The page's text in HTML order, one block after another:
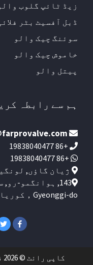
زیڈ ٹائپ گلوب
ڈبل آفسیٹ بٹر
سوئنگ چیک والو
خاموش چیک والو
پیتل والو
ہم سے رابطہ
+86 19838040477
+86 19838040477
ژیان گاؤں,
Gyeonggi-do，کوریا